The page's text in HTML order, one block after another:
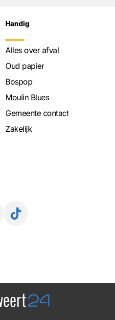
Handig
Alles over afval
Oud papier
Bospop
Moulin Blues
Gemeente contact
Zakelijk